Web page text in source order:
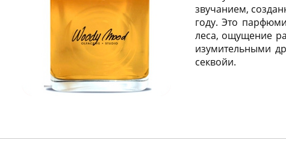
звучанием,
году. Это
леса, ощущение
изумительными
секвойи.